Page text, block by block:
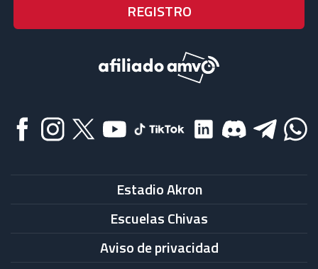
Estadio Akron
Escuelas Chivas
Aviso de privacidad